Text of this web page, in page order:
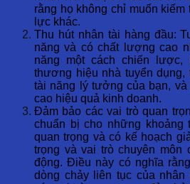
rằng họ không chỉ muốn kiếm
lực khác.
Thu hút nhân tài hàng đầu:
năng và có chất lượng cao
năng một cách chiến
thương hiệu nhà tuyển
tài năng lý tưởng của bạn,
cao hiệu quả kinh doanh.
Đảm bảo các vai trò quan
chuẩn bị cho những khoảng
quan trọng và có kế hoạch
trọng và vai trò chuyên
động. Điều này có nghĩa
dòng chảy liên tục của